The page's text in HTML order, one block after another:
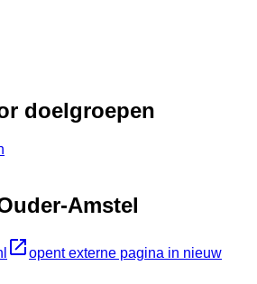
doelgroepen
Amstel
opent externe pagina in nieuw